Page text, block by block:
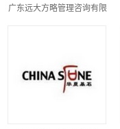
广东远大方略管理咨询有限